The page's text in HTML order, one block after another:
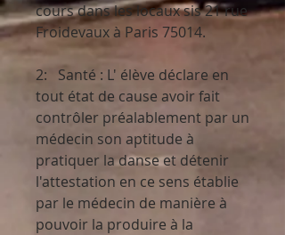
cours dans les locaux sis 21 rue
Froidevaux à Paris 75014.
2: Santé : L' élève déclare en
tout état de cause avoir fait
contrôler préalablement par un
médecin son aptitude à
pratiquer la danse et détenir
l'attestation en ce sens établie
par le médecin de manière à
pouvoir la produire à la